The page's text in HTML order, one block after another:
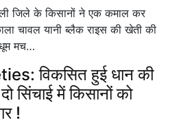
जिले के किसानों ने एक कमाल कर
चावल यानी ब्लैक राइस की खेती की
मच…
विकसित हुई धान की
सिंचाई में किसानों को
!